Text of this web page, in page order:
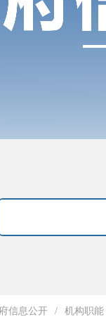
信息公开 / 机构职能